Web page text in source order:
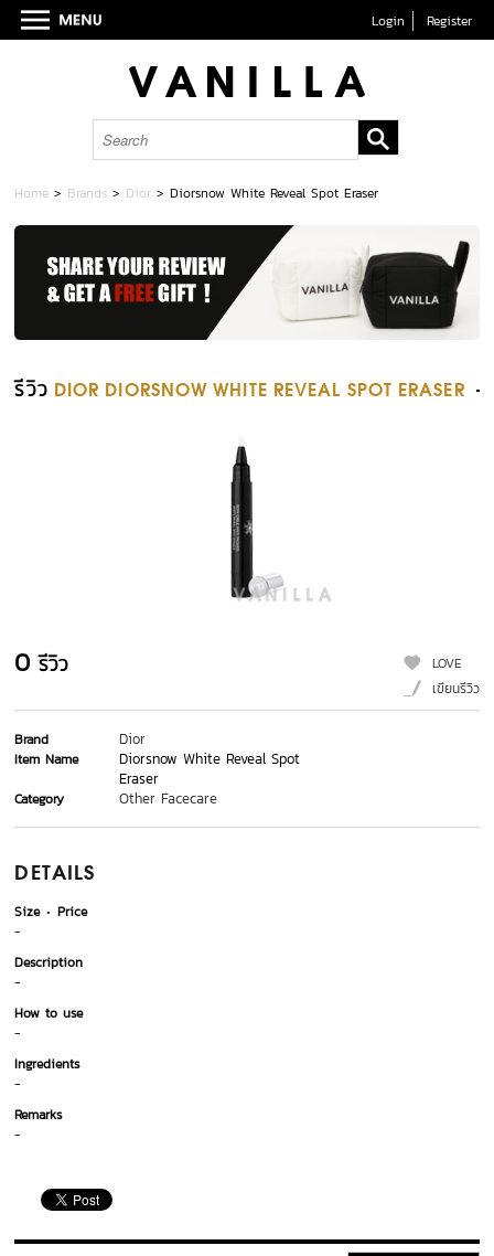
Login Register
Home > Brands > Dior >Diorsnow White Reveal Spot Eraser
รีวิว DIOR DIORSNOW WHITE REVEAL SPOT ERASER
0 รีวิว
LOVE
เขียนรีวิว
Brand Dior
Item Name
Diorsnow White Reveal Spot
Eraser
Category Other Facecare
DETAILS
Size
Price
-
Description
-
How to use
-
Ingredients
-
Remarks
-